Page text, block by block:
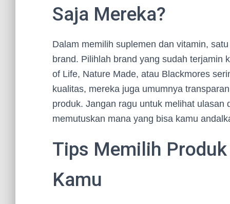
Saja Mereka?
Dalam memilih suplemen dan vitamin,
brand. Pilihlah brand yang sudah terjamin
of Life, Nature Made, atau Blackmores
kualitas, mereka juga umumnya
produk. Jangan ragu untuk melihat
memutuskan mana yang bisa kamu
Tips Memilih
Kamu